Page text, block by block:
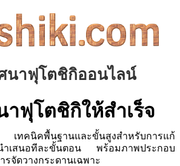
นาฟุโตชิกิออนไลน์
ฟุโตชิกิให้สำเร็จ
เทคนิคพื้นฐานและขั้นสูงสำหรับการแก้
ำเสนอทีละขั้นตอน พร้อมภาพประกอบ
รจัดวางกระดานเฉพาะ